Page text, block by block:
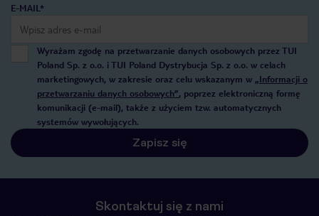
E-MAIL*
Wyrażam zgodę na przetwarzanie danych osobowych przez TUI
Poland Sp. z o.o. i TUI Poland Dystrybucja Sp. z o.o. w celach
marketingowych, w zakresie oraz celu wskazanym w „Informacji o
przetwarzaniu danych osobowych”, poprzez elektroniczną formę
komunikacji (e-mail), także z użyciem tzw. automatycznych
systemów wywołujących.
Zapisz się
Skontaktuj się z nami